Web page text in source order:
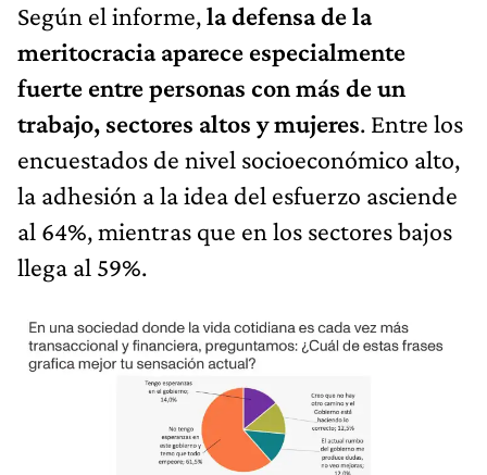
Según el informe,la defensa de la
meritocracia aparece especialmente
fuerte entre personas con más de un
trabajo, sectores altos y mujeres. Entre los
encuestados de nivel socioeconómico alto,
la adhesión a la idea del esfuerzo asciende
al 64%, mientras que en los sectores bajos
llega al 59%.